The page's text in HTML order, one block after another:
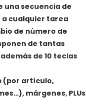
una secuencia de
cualquier tarea
de número de
de tantas
de 10 teclas
(por artículo,
márgenes, PLUs